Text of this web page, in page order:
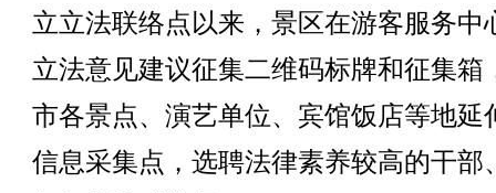
立立法联络点以来，景区在游客服务中
立法意见建议征集二维码标牌和征集箱
市各景点、演艺单位、宾馆饭店等地延
信息采集点，选聘法律素养较高的干部